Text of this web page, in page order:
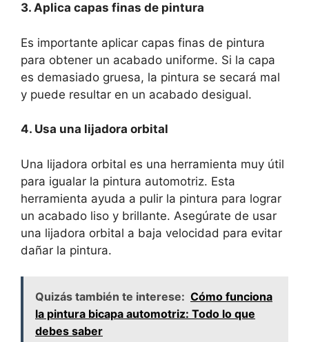
3. Aplica capas finas de pintura
Es importante aplicar capas finas de pintura
para obtener un acabado uniforme. Si la capa
es demasiado gruesa, la pintura se secará mal
y puede resultar en un acabado desigual.
4. Usa una lijadora orbital
Una lijadora orbital es una herramienta muy útil
para igualar la pintura automotriz. Esta
herramienta ayuda a pulir la pintura para lograr
un acabado liso y brillante. Asegúrate de usar
una lijadora orbital a baja velocidad para evitar
dañar la pintura.
Quizás también te interese: Cómo funciona
la pintura bicapa automotriz: Todo lo que
debes saber